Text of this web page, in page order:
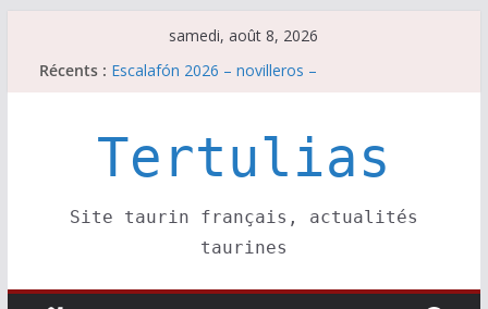
samedi, août 8, 2026
Récents : Escalafón 2026 – novilleros –
Les brèves du vendredi 7 août
Escalafón 2026 – matadors de toros-
Tertulias
Site taurin français, actualités
taurines